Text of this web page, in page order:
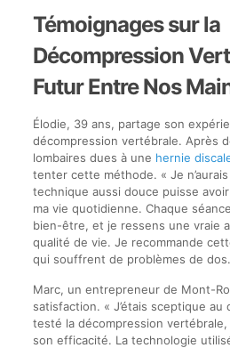
Témoignages sur la
Décompression
Futur Entre Nos
Élodie, 39 ans, partage son
décompression vertébrale. Après
lombaires dues à une hernie
tenter cette méthode. « Je n’aurais
technique aussi douce puisse
ma vie quotidienne. Chaque
bien-être, et je ressens une vraie
qualité de vie. Je recommande
qui souffrent de problèmes de
Marc, un entrepreneur de Mont-
satisfaction. « J’étais sceptique au
testé la décompression
son efficacité. La technologie